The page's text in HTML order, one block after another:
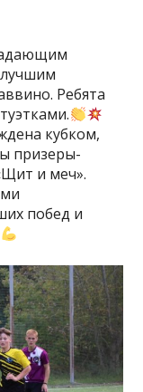
Ребята
кубком,
призеры-
и меч».
побед и